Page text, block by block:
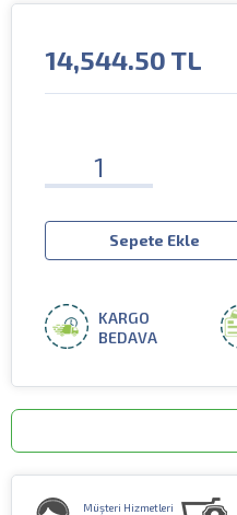
14,544.50 TL
Sepete Ekle
KARGO
BEDAVA
Müşteri Hizmetleri